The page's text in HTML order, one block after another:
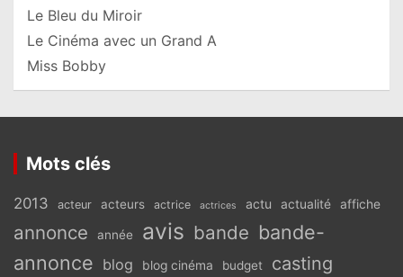
Le Bleu du Miroir
Le Cinéma avec un Grand A
Miss Bobby
Mots clés
2013 acteur acteurs actrice actrices actu actualité affiche
annonce année avis bande bande-
annonce blog blog cinéma budget casting